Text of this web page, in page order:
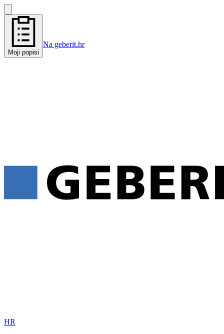
Moji popisi
Na geberit.hr
HR